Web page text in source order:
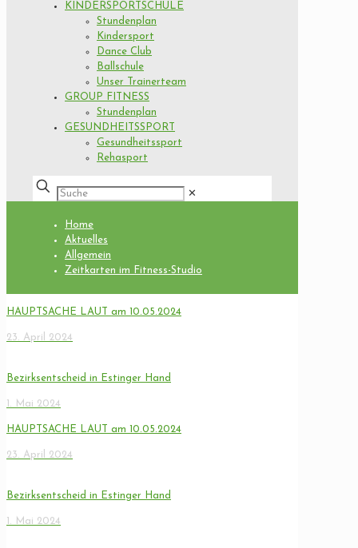
KINDERSPORTSCHULE
Stundenplan
Kindersport
Dance Club
Ballschule
Unser Trainerteam
GROUP FITNESS
Stundenplan
GESUNDHEITSSPORT
Gesundheitssport
Rehasport
✕
Home
Aktuelles
Allgemein
Zeitkarten im Fitness-Studio
HAUPTSACHE LAUT am 10.05.2024
23. April 2024
Bezirksentscheid in Estinger Hand
1. Mai 2024
HAUPTSACHE LAUT am 10.05.2024
23. April 2024
Bezirksentscheid in Estinger Hand
1. Mai 2024